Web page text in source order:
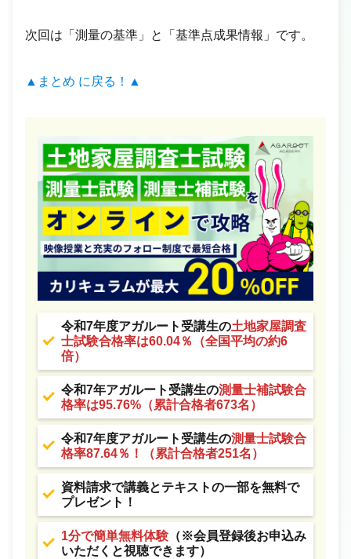
次回は「測量の基準」と「基準点成果情報」です。
▲まとめ に戻る！▲
令和7年度アガルート受講生の土地家屋調査
士試験合格率は60.04％（全国平均の約6
倍）
令和7年アガルート受講生の測量士補試験合
格率は95.76%（累計合格者673名）
令和7年度アガルート受講生の測量士試験合
格率87.64％！（累計合格者251名）
資料請求で講義とテキストの一部を無料で
プレゼント！
1分で簡単無料体験 （※会員登録後お申込み
いただくと視聴できます）